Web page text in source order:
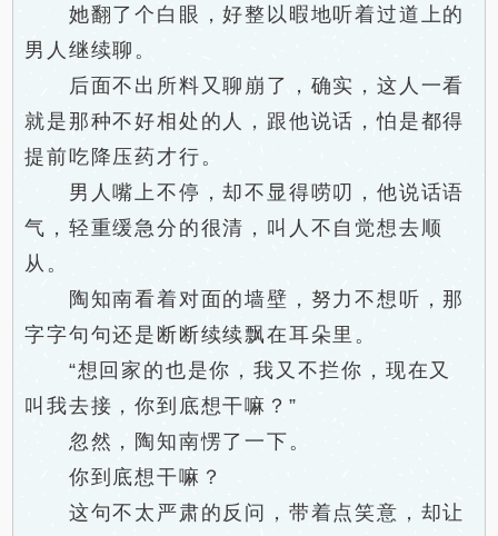
她翻了个白眼，好整以暇地听着过道上的
男人继续聊。
后面不出所料又聊崩了，确实，这人一看
就是那种不好相处的人，跟他说话，怕是都得
提前吃降压药才行。
男人嘴上不停，却不显得唠叨，他说话语
气，轻重缓急分的很清，叫人不自觉想去顺
从。
陶知南看着对面的墙壁，努力不想听，那
字字句句还是断断续续飘在耳朵里。
“想回家的也是你，我又不拦你，现在又
叫我去接，你到底想干嘛？”
忽然，陶知南愣了一下。
你到底想干嘛？
这句不太严肃的反问，带着点笑意，却让